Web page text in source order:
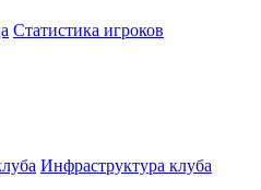
Статистика игроков
Инфраструктура клуба